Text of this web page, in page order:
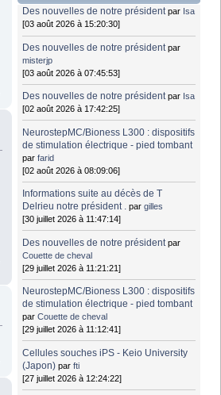
Des nouvelles de notre président par Isa
[03 août 2026 à 15:20:30]
Des nouvelles de notre président par
misterjp
[03 août 2026 à 07:45:53]
Des nouvelles de notre président par Isa
[02 août 2026 à 17:42:25]
NeurostepMC/Bioness L300 : dispositifs
de stimulation électrique - pied tombant
parfarid
[02 août 2026 à 08:09:06]
Informations suite au décès de T
Delrieu notre président . pargilles
[30 juillet 2026 à 11:47:14]
Des nouvelles de notre président par
Couette de cheval
[29 juillet 2026 à 11:21:21]
NeurostepMC/Bioness L300 : dispositifs
de stimulation électrique - pied tombant
parCouette de cheval
[29 juillet 2026 à 11:12:41]
Cellules souches iPS - Keio University
(Japon) parfti
[27 juillet 2026 à 12:24:22]